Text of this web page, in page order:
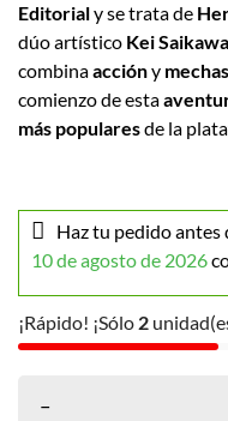
Editorialy se trata de
dúo artístico Kei Saikawa
combinaaccióny mechas
comienzo de esta
más popularesde la
Haz tu pedido antes
10 de agosto de 2026
¡Rápido! ¡Sólo 2
–